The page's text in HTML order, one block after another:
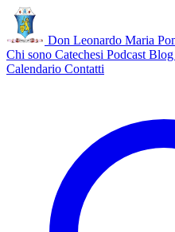
Don Leonardo Maria
Chi sono Catechesi Podcast Blog
Calendario Contatti